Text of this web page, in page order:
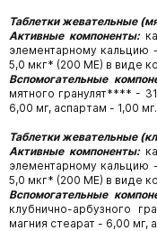
Таблетки жевательные
Активные компоненты:
элементарному кальцию
5,0 мкг* (200 МЕ) в виде
Вспомогательные
мятного гранулят**** -
6,00 мг, аспартам - 1,00 мг.
Таблетки жевательные
Активные компоненты:
элементарному кальцию
5,0 мкг* (200 МЕ) в виде
Вспомогательные
клубнично-арбузного
магния стеарат - 6,00 мг,